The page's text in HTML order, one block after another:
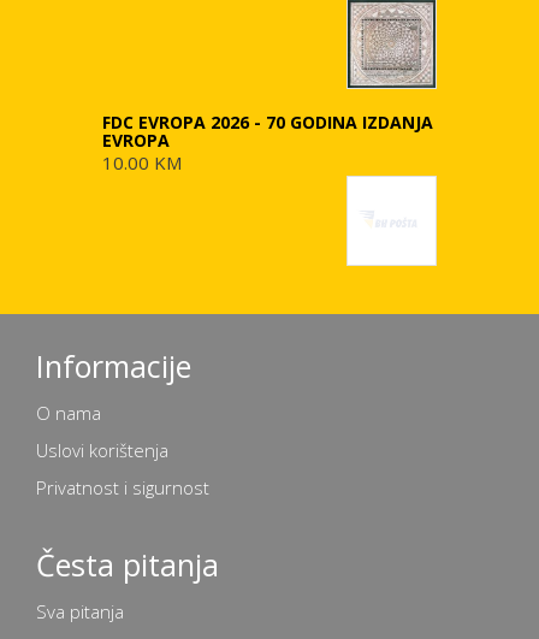
FDC EVROPA 2026 - 70 GODINA IZDANJA
EVROPA
10.00 KM
Informacije
O nama
Uslovi korištenja
Privatnost i sigurnost
Česta pitanja
Sva pitanja